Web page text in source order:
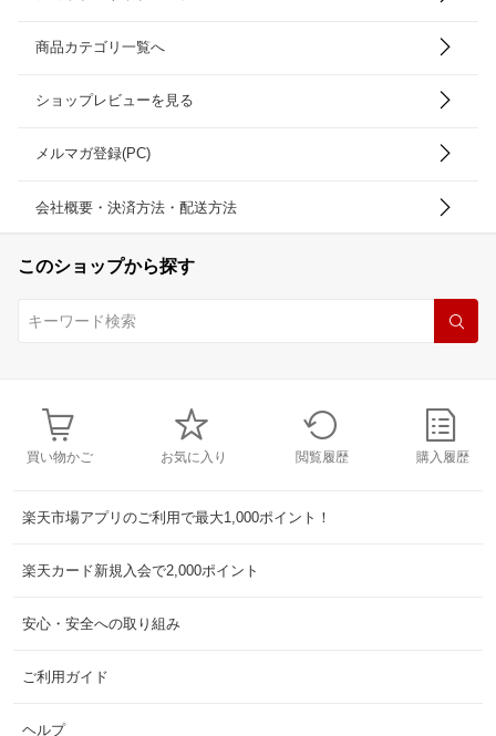
商品カテゴリ一覧へ
ショップレビューを見る
メルマガ登録(PC)
会社概要・決済方法・配送方法
このショップから探す
買い物かご お気に入り 閲覧履歴 購入履歴
楽天市場アプリのご利用で最大1,000ポイント！
楽天カード新規入会で2,000ポイント
安心・安全への取り組み
ご利用ガイド
ヘルプ